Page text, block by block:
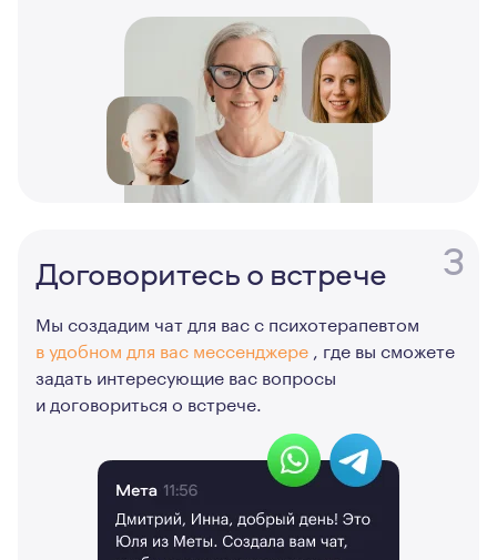
3
Договоритесь о встрече
Мы создадим чат для вас с психотерапевтом
в удобном для вас мессенджере , где вы сможете
задать интересующие вас вопросы
и договориться о встрече.